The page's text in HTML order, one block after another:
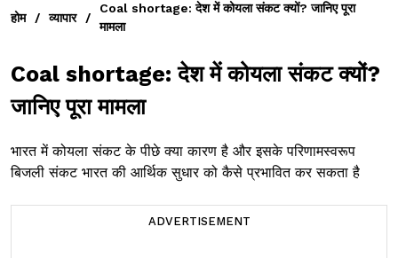
होम / व्यापार /
Coal shortage: देश में कोयला संकट क्यों? जानिए पूरा
मामला
Coal shortage: देश में कोयला संकट क्यों?
जानिए पूरा मामला
भारत में कोयला संकट के पीछे क्या कारण है और इसके परिणामस्वरूप
बिजली संकट भारत की आर्थिक सुधार को कैसे प्रभावित कर सकता है
ADVERTISEMENT